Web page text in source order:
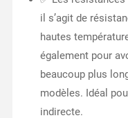
il s’agit de
hautes
également pour
beaucoup plus
modèles. Idéal
indirecte.